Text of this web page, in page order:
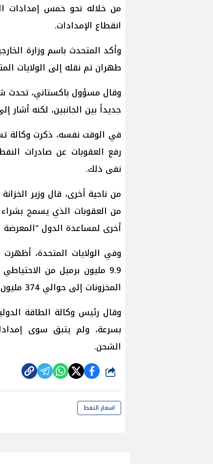
من خلاله نحو خمس إمدادات
انقطاع الإمدادات.
وأكد المتحدث باسم وزارة
طهران تم نقله إلى الولايات
وقال مسؤول باكستاني، تحدث
جديداً بين الجانبين، لكنه أشار
في الوقت نفسه، ذكرت وكالة
رفع العقوبات عن صادرات
نفى ذلك.
من ناحية أخرى، قال وزير
أخرى لمساعدة الدول
وفي الولايات المتحدة،
9.9 مليون برميل من
المخزونات إلى حوالي 374 مليون برميل، وهو أدنى مستوى منذ يوليو/تموز 2024.
وقال رئيس وكالة الطاقة
بسرعة، ولم يتبق سوى
الشحن.
شارك
اسعار النفط